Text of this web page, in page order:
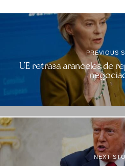
PREVIOUS
UE retrasa aranceles de
NEXT